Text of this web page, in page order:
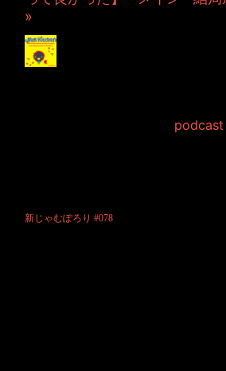
»
podcast
新じゃむぽろり #078